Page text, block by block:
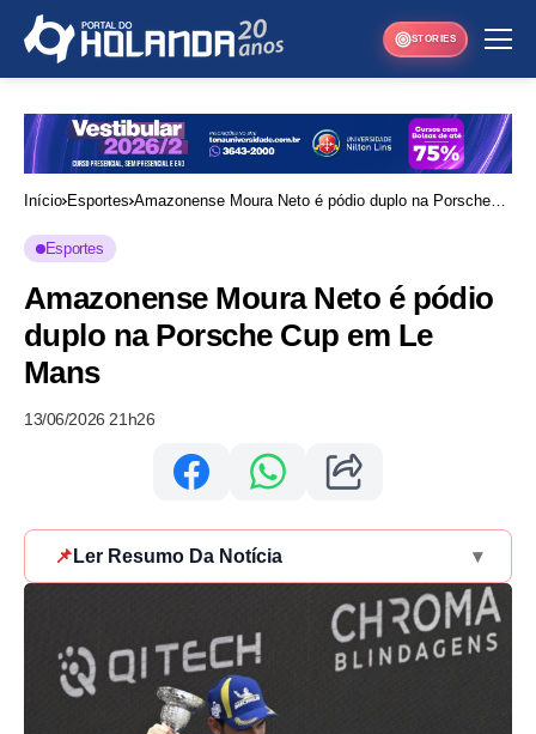
STORIES
Início Esportes Amazonense Moura Neto é pódio duplo na Porsche
Esportes
Amazonense Moura Neto é pódio
duplo na Porsche Cup em Le
Mans
13/06/2026 21h26
📌 Ler Resumo Da Notícia ▾